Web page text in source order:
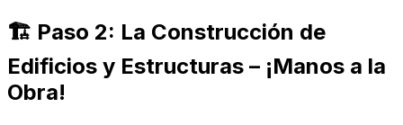
🏗️ Paso 2: La Construcción de
Edificios y Estructuras – ¡Manos a la
Obra!